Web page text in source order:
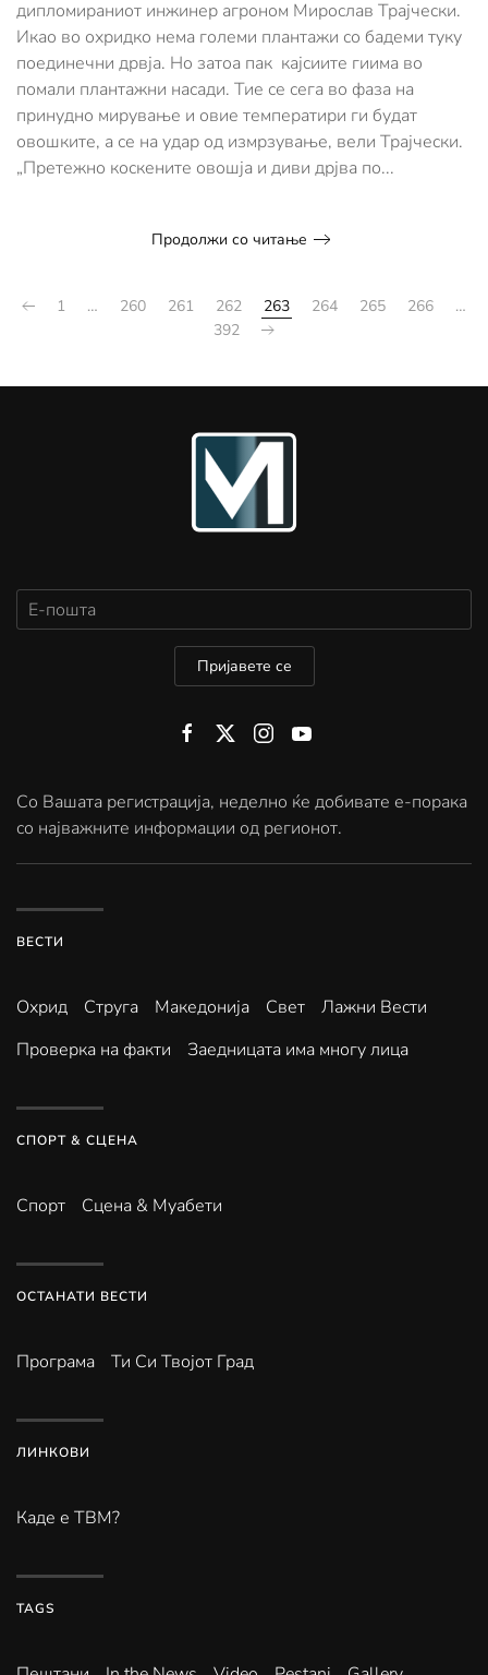
дипломираниот инжинер агроном Мирослав Трајчески.
Икао во охридко нема големи плантажи со бадеми туку
поединечни дрвја. Но затоа пак кајсиите гиима во
помали плантажни насади. Тие се сега во фаза на
принудно мирување и овие температири ги будат
овошките, а се на удар од измрзување, вели Трајчески.
„Претежно коскените овошја и диви дрјва по...
Продолжи со читање
1 … 260 261 262 263 264 265 266
…
392
Пријавете се
Со Вашата регистрација, неделно ќе добивате е-порака
со најважните информации од регионот.
ВЕСТИ
Охрид Струга Македонија Свет
Лажни Вести
Проверка на факти
Заедницата има многу лица
СПОРТ & СЦЕНА
Спорт Сцена & Муабети
ОСТАНАТИ ВЕСТИ
Програма Ти Си Твојот Град
ЛИНКОВИ
Каде е ТВМ?
TAGS